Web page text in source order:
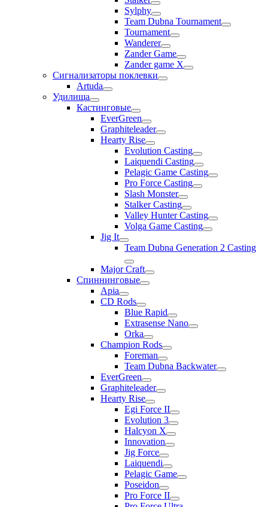
Sylphy
Team Dubna Tournament
Tournament
Wanderer
Zander Game
Zander game X
Сигнализаторы поклевки
Artuda
Удилища
Кастинговые
EverGreen
Graphiteleader
Hearty Rise
Evolution Casting
Laiquendi Casting
Pelagic Game Casting
Pro Force Casting
Slash Monster
Stalker Casting
Valley Hunter Casting
Volga Game Casting
Jig It
Team Dubna Generation 2 Casting
Major Craft
Спиннинговые
Apia
CD Rods
Blue Rapid
Extrasense Nano
Orka
Champion Rods
Foreman
Team Dubna Backwater
EverGreen
Graphiteleader
Hearty Rise
Egi Force II
Evolution 3
Halcyon X
Innovation
Jig Force
Laiquendi
Pelagic Game
Poseidon
Pro Force II